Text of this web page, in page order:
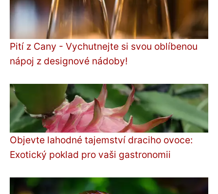
Pití z Cany - Vychutnejte si svou oblíbenou
nápoj z designové nádoby!
Objevte lahodné tajemství draciho ovoce:
Exotický poklad pro vaši gastronomii